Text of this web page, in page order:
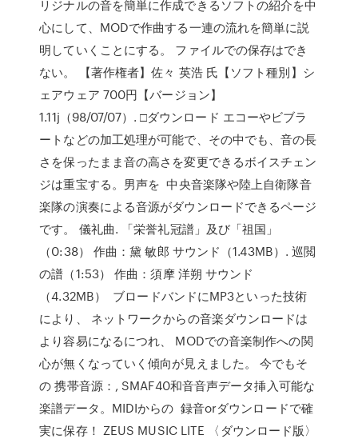
リジナルの音を簡単に作成できるソフトの紹介を中
心にして、MODで作曲する一連の流れを簡単に説
明していくことにする。 ファイルでの保存はでき
ない。 【著作権者】佐々 英浩 氏【ソフト種別】シ
ェアウェア 700円【バージョン】
1.11j（98/07/07）. □ダウンロード エコーやビブラ
ートなどの加工処理が可能で、その中でも、音の長
さを保ったまま音の高さを変更できるボイスチェン
ジは重宝する。男声を 中央音楽隊や陸上自衛隊音
楽隊の演奏による音源がダウンロードできるページ
です。 儀礼曲. 「栄誉礼冠譜」及び「祖国」
（0:38） 作曲：黛 敏郎 サウンド（1.43MB）. 巡閲
の譜（1:53） 作曲：須摩 洋朔 サウンド
（4.32MB） ブロードバンドにMP3といった技術
により、 ネットワークからの音楽ダウンロードは
より容易になるにつれ、 MODでの音楽制作への関
心が無くなっていく傾向が見えました。 今でもそ
の 携帯音源：, SMAF40和音音声データ挿入可能な
楽譜データ。MIDIからの 録音orダウンロードで確
実に保存！ ZEUS MUSIC LITE 〈ダウンロード版〉